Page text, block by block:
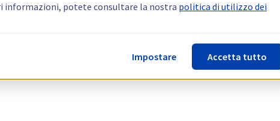
informazioni, potete consultare la nostra politica di utilizzo dei
Impostare Accetta tutto